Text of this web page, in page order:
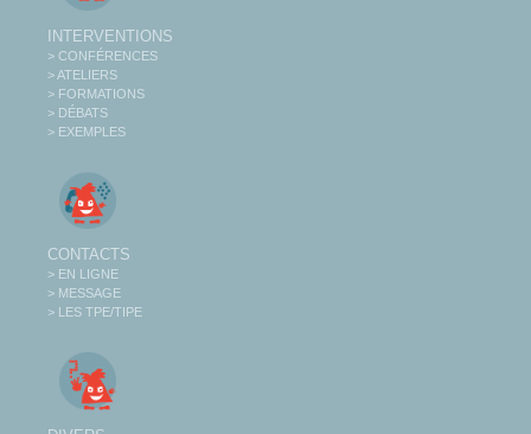
INTERVENTIONS
> CONFÉRENCES
> ATELIERS
> FORMATIONS
> DÉBATS
> EXEMPLES
CONTACTS
> EN LIGNE
> MESSAGE
> LES TPE/TIPE